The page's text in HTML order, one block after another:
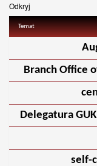
Odkryj
Temat
Branch Office
Delegatura
self-